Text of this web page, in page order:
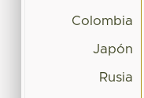
Colombia
Japón
Rusia